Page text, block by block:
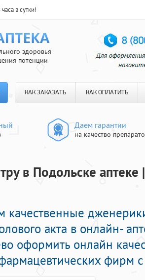
в сутки!
здоровья
потенции
КАК ЗАКАЗАТЬ КАК ОПЛАТИТЬ
Даем гарантии
на качество
в Подольске
качественные
акта в онлайн-
оформить онлайн
фирм